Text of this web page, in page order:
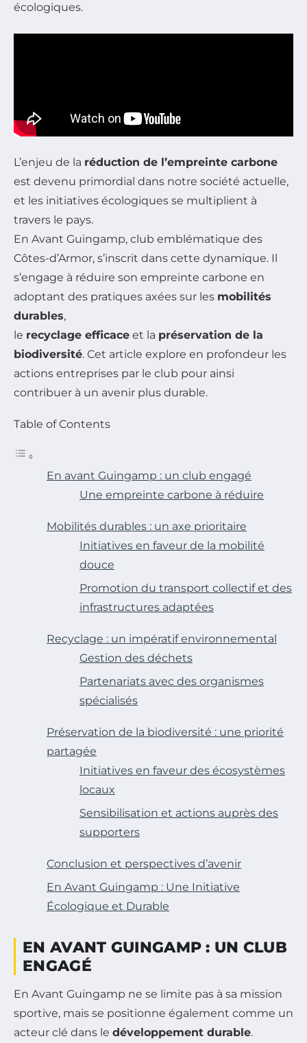
écologiques.
L’enjeu de la réduction de l’empreinte carbone
est devenu primordial dans notre société actuelle,
et les initiatives écologiques se multiplient à
travers le pays.
En Avant Guingamp, club emblématique des
Côtes-d’Armor, s’inscrit dans cette dynamique. Il
s’engage à réduire son empreinte carbone en
adoptant des pratiques axées sur les mobilités
durables,
le recyclage efficace et la préservation de la
biodiversité. Cet article explore en profondeur les
actions entreprises par le club pour ainsi
contribuer à un avenir plus durable.
Table of Contents
En avant Guingamp : un club engagé
Une empreinte carbone à réduire
Mobilités durables : un axe prioritaire
Initiatives en faveur de la mobilité
douce
Promotion du transport collectif et des
infrastructures adaptées
Recyclage : un impératif environnemental
Gestion des déchets
Partenariats avec des organismes
spécialisés
Préservation de la biodiversité : une priorité
partagée
Initiatives en faveur des écosystèmes
locaux
Sensibilisation et actions auprès des
supporters
Conclusion et perspectives d’avenir
En Avant Guingamp : Une Initiative
Écologique et Durable
EN AVANT GUINGAMP : UN CLUB
ENGAGÉ
En Avant Guingamp ne se limite pas à sa mission
sportive, mais se positionne également comme un
acteur clé dans le développement durable.